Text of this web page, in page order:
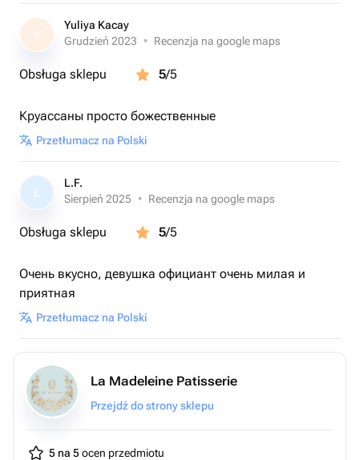
для особого момента или просто чтобы порадовать
себя.
RAF Store — когда сладости становятся искусством 💛
Y
Yuliya Kacay
Grudzień 2023
• Recenzja na google maps
Obsługa sklepu 5/5
Круассаны просто божественные
Przetłumacz na Polski
L
L.F.
Sierpień 2025
• Recenzja na google maps
Obsługa sklepu 5/5
Очень вкусно, девушка официант очень милая и
приятная
Przetłumacz na Polski
La Madeleine Patisserie
Przejdź do strony sklepu
5 na 5ocen przedmiotu